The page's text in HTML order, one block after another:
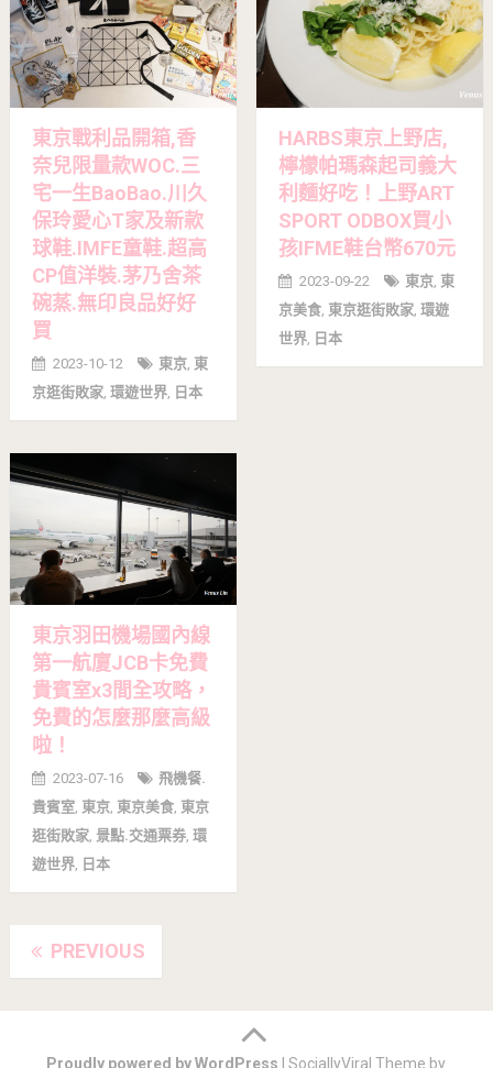
東京戰利品開箱,香
奈兒限量款WOC.三
宅一生BaoBao.川久
保玲愛心T家及新款
球鞋.IMFE童鞋.超高
CP值洋裝.茅乃舍茶
碗蒸.無印良品好好
買
2023-10-12 東京, 東
京逛街敗家, 環遊世界, 日本
HARBS東京上野店,
檸檬帕瑪森起司義大
利麵好吃！上野ART
SPORT ODBOX買小
孩IFME鞋台幣670元
2023-09-22 東京, 東
京美食, 東京逛街敗家, 環遊
世界, 日本
東京羽田機場國內線
第一航廈JCB卡免費
貴賓室x3間全攻略，
免費的怎麼那麼高級
啦！
2023-07-16
飛機餐.
貴賓室, 東京, 東京美食, 東京
逛街敗家, 景點.交通票券, 環
遊世界, 日本
Posts
navigation
PREVIOUS
Proudly powered by WordPress |SociallyViral Theme by